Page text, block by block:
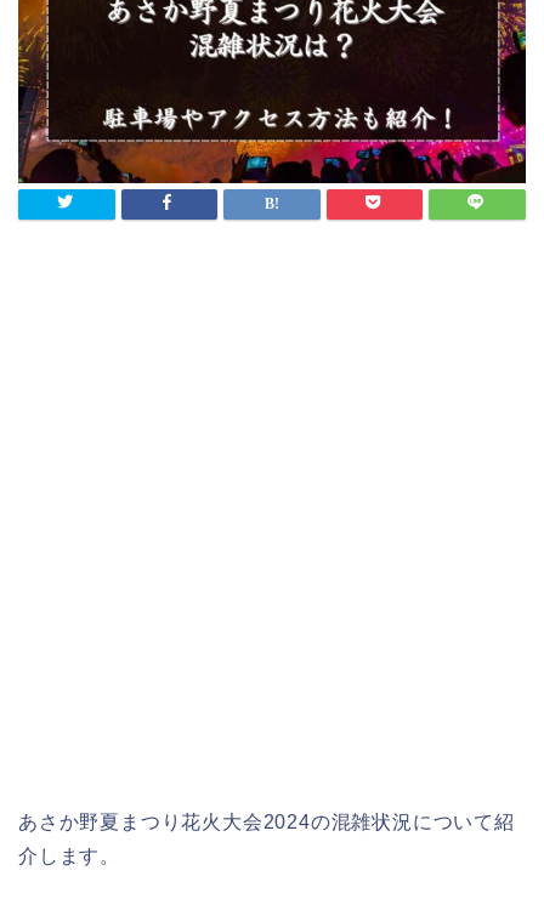
あさか野夏まつり花火大会2024の混雑状況について紹
介します。